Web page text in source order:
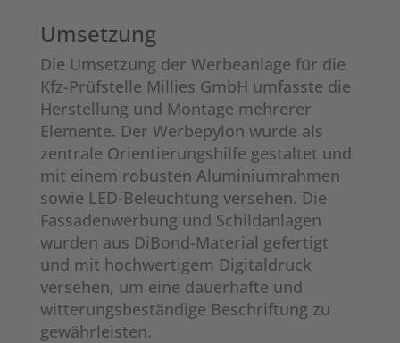
Umsetzung
Die Umsetzung der Werbeanlage für die
Kfz-Prüfstelle Millies GmbH umfasste die
Herstellung und Montage mehrerer
Elemente. Der Werbepylon wurde als
zentrale Orientierungshilfe gestaltet und
mit einem robusten Aluminiumrahmen
sowie LED-Beleuchtung versehen. Die
Fassadenwerbung und Schildanlagen
wurden aus DiBond-Material gefertigt
und mit hochwertigem Digitaldruck
versehen, um eine dauerhafte und
witterungsbeständige Beschriftung zu
gewährleisten.